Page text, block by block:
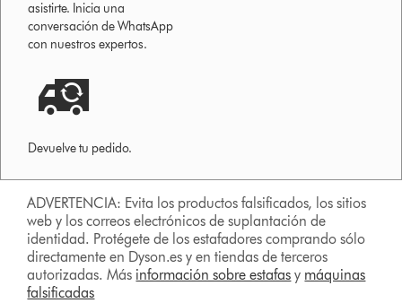
asistirte. Inicia una
conversación de WhatsApp
con nuestros expertos.
Devuelve tu pedido.
ADVERTENCIA: Evita los productos falsificados, los sitios
web y los correos electrónicos de suplantación de
identidad. Protégete de los estafadores comprando sólo
directamente en Dyson.es y en tiendas de terceros
autorizadas. Más información sobre estafas y máquinas
falsificadas